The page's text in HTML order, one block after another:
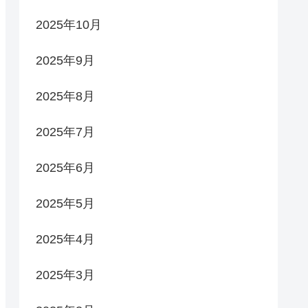
2025年10月
2025年9月
2025年8月
2025年7月
2025年6月
2025年5月
2025年4月
2025年3月